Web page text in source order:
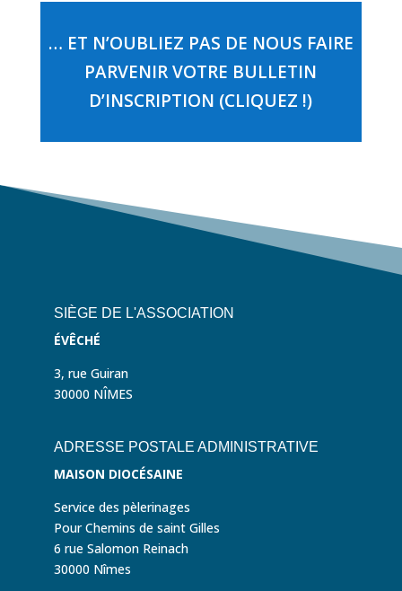
… ET N’OUBLIEZ PAS DE NOUS FAIRE
PARVENIR VOTRE BULLETIN
D’INSCRIPTION (CLIQUEZ !)
SIÈGE DE L'ASSOCIATION
ÉVÊCHÉ
3, rue Guiran
30000 NÎMES
ADRESSE POSTALE ADMINISTRATIVE
MAISON DIOCÉSAINE
Service des pèlerinages
Pour Chemins de saint Gilles
6 rue Salomon Reinach
30000 Nîmes